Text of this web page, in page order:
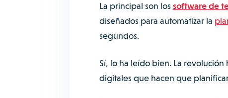
La principal son lossoftware de
diseñados para automatizar la
segundos.
Sí, lo ha leído bien. La
digitales que hacen que